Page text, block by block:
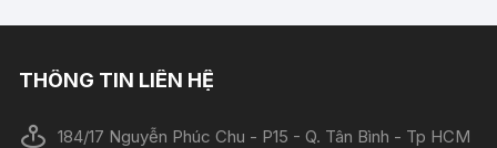
THÔNG TIN LIÊN HỆ
184/17 Nguyễn Phúc Chu - P15 - Q. Tân Bình - Tp HCM